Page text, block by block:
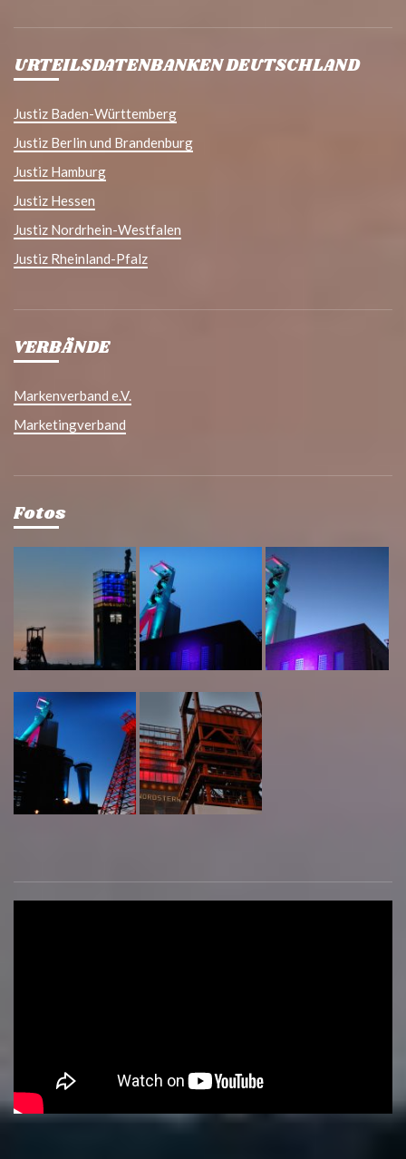
URTEILSDATENBANKEN DEUTSCHLAND
Justiz Baden-Württemberg
Justiz Berlin und Brandenburg
Justiz Hamburg
Justiz Hessen
Justiz Nordrhein-Westfalen
Justiz Rheinland-Pfalz
VERBÄNDE
Markenverband e.V.
Marketingverband
Fotos